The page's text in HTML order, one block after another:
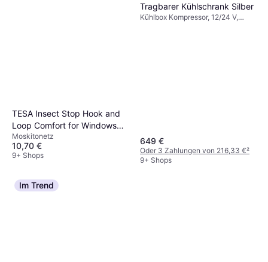
TESA Insect Stop Hook and
Loop Comfort for Windows
130x130cm
Moskitonetz
10,70 €
9+ Shops
Tragbarer Kühlschrank Silber
Kühlbox Kompressor, 12/24 V,
649 €
Oder 3 Zahlungen von 216,33 €²
9+ Shops
Im Trend